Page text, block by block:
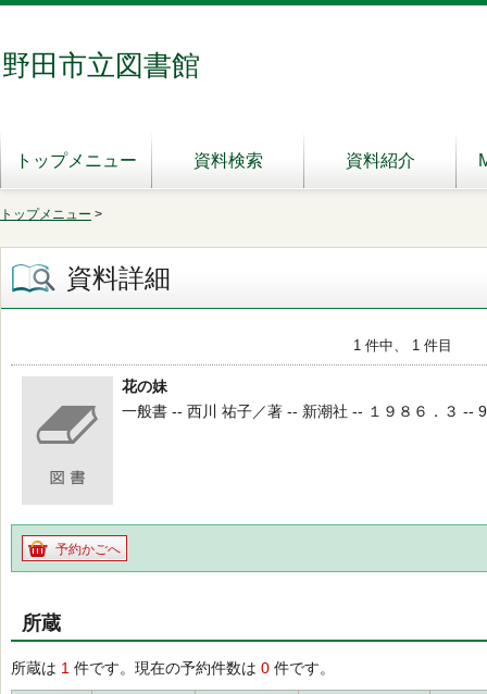
野田市立図書館
トップメニュー 資料検索 資料紹介
トップメニュー >
資料詳細
1 件中、 1 件目
花の妹
一般書 -- 西川 祐子／著 -- 新潮社 -- １９８６．３ --
予約かごへ
所蔵
所蔵は 1 件です。現在の予約件数は 0 件です。